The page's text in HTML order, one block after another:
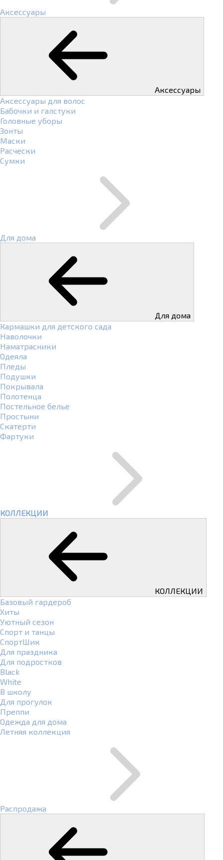
Аксессуары
Аксессуары
Аксессуары для волос
Бабочки и галстуки
Головные уборы
Зонты
Маски
Расчески
Сумки
Для дома
Для дома
Кармашки для детского сада
Наволочки
Наматрасники
Одеяла
Пледы
Подушки
Покрывала
Полотенца
Постельное белье
Простыни
Скатерти
Фартуки
КОЛЛЕКЦИИ
КОЛЛЕКЦИИ
Базовый гардероб
Хиты
Уютный сезон
Спорт и танцы
СпортШик
Для праздника
Для подростков
Black
White
В школу
Для прогулок
Преппи
Одежда для дома
Летняя коллекция
Распродажа